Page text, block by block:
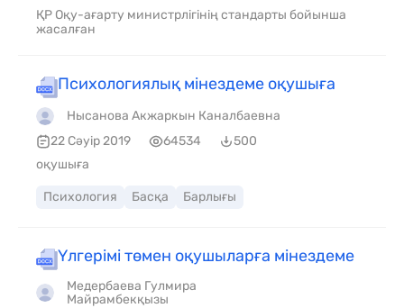
ҚР Оқу-ағарту министрлігінің стандарты бойынша
жасалған
Психологиялық мінездеме оқушыға
Нысанова Акжаркын Каналбаевна
22 Сәуір 2019
64534
500
оқушыға
Психология Басқа Барлығы
Үлгерімі төмен оқушыларға мінездеме
Медербаева Гулмира
Майрамбекқызы